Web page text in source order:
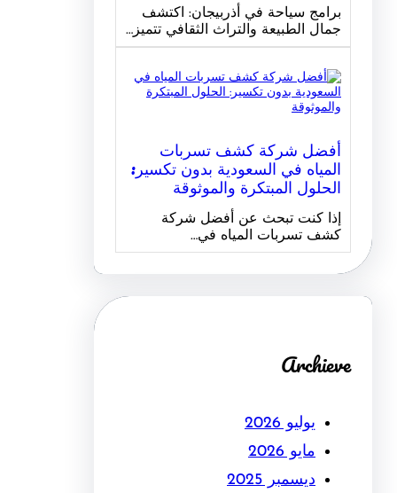
برامج سياحة في أذربيجان: اكتشف
جمال الطبيعة والتراث الثقافي تتميز…
أفضل شركة كشف تسربات
المياه في السعودية بدون تكسير:
الحلول المبتكرة والموثوقة
إذا كنت تبحث عن أفضل شركة
كشف تسربات المياه في…
Archieve
يوليو 2026
مايو 2026
ديسمبر 2025